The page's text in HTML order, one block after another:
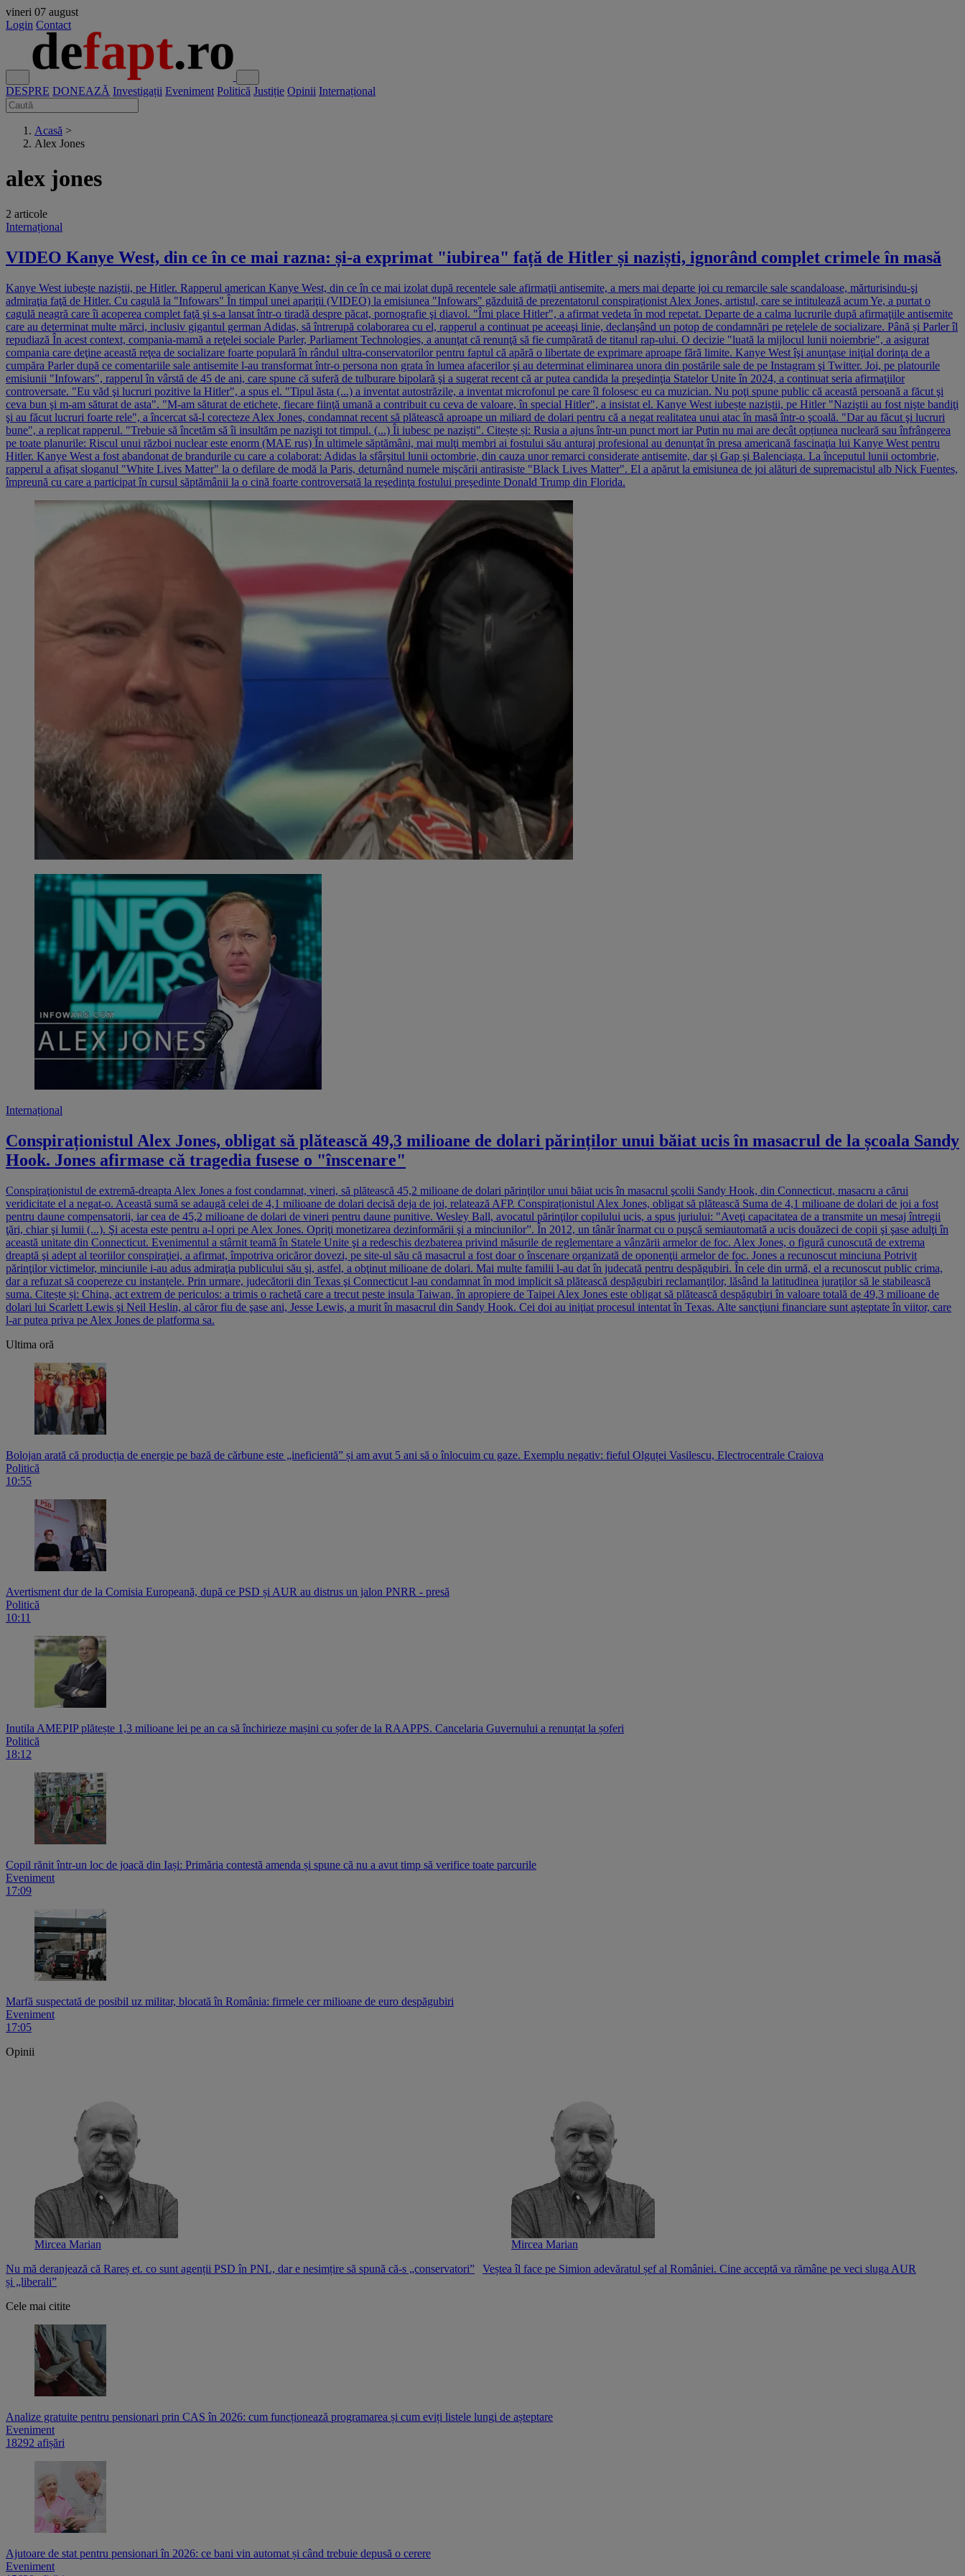
vineri 07 august
Login Contact
DESPRE DONEAZĂ Investigații Eveniment Politică Justiție Opinii Internațional
Acasă >
Alex Jones
alex jones
2 articole
Internațional
VIDEO Kanye West, din ce în ce mai razna: și-a exprimat "iubirea" față de Hitler și naziști, ignorând complet crimele în masă
Kanye West iubește naziștii, pe Hitler. Rapperul american Kanye West, din ce în ce mai izolat după recentele sale afirmaţii antisemite, a mers mai departe joi cu remarcile sale scandaloase, mărturisindu-şi
admiraţia faţă de Hitler. Cu cagulă la "Infowars" În timpul unei apariţii (VIDEO) la emisiunea "Infowars" găzduită de prezentatorul conspiraţionist Alex Jones, artistul, care se intitulează acum Ye, a purtat o
cagulă neagră care îi acoperea complet faţă şi s-a lansat într-o tiradă despre păcat, pornografie şi diavol. "Îmi place Hitler", a afirmat vedeta în mod repetat. Departe de a calma lucrurile după afirmaţiile antisemite
care au determinat multe mărci, inclusiv gigantul german Adidas, să întrerupă colaborarea cu el, rapperul a continuat pe aceeaşi linie, declanşând un potop de condamnări pe reţelele de socializare. Până și Parler îl
repudiază În acest context, compania-mamă a reţelei sociale Parler, Parliament Technologies, a anunţat că renunţă să fie cumpărată de titanul rap-ului. O decizie "luată la mijlocul lunii noiembrie", a asigurat
compania care deţine această reţea de socializare foarte populară în rândul ultra-conservatorilor pentru faptul că apără o libertate de exprimare aproape fără limite. Kanye West îşi anunţase iniţial dorinţa de a
cumpăra Parler după ce comentariile sale antisemite l-au transformat într-o persona non grata în lumea afacerilor şi au determinat eliminarea unora din postările sale de pe Instagram şi Twitter. Joi, pe platourile
emisiunii "Infowars", rapperul în vârstă de 45 de ani, care spune că suferă de tulburare bipolară şi a sugerat recent că ar putea candida la preşedinţia Statelor Unite în 2024, a continuat seria afirmaţiilor
controversate. "Eu văd şi lucruri pozitive la Hitler", a spus el. "Tipul ăsta (...) a inventat autostrăzile, a inventat microfonul pe care îl folosesc eu ca muzician. Nu poţi spune public că această persoană a făcut şi
ceva bun şi m-am săturat de asta". "M-am săturat de etichete, fiecare fiinţă umană a contribuit cu ceva de valoare, în special Hitler", a insistat el. Kanye West iubește naziștii, pe Hitler "Naziştii au fost nişte bandiţi
şi au făcut lucruri foarte rele", a încercat să-l corecteze Alex Jones, condamnat recent să plătească aproape un miliard de dolari pentru că a negat realitatea unui atac în masă într-o şcoală. "Dar au făcut şi lucruri
bune", a replicat rapperul. "Trebuie să încetăm să îi insultăm pe nazişti tot timpul. (...) Îi iubesc pe nazişti". Citește și: Rusia a ajuns într-un punct mort iar Putin nu mai are decât opțiunea nucleară sau înfrângerea
pe toate planurile: Riscul unui război nuclear este enorm (MAE rus) În ultimele săptămâni, mai mulţi membri ai fostului său anturaj profesional au denunţat în presa americană fascinaţia lui Kanye West pentru
Hitler. Kanye West a fost abandonat de brandurile cu care a colaborat: Adidas la sfârşitul lunii octombrie, din cauza unor remarci considerate antisemite, dar şi Gap şi Balenciaga. La începutul lunii octombrie,
rapperul a afişat sloganul "White Lives Matter" la o defilare de modă la Paris, deturnând numele mişcării antirasiste "Black Lives Matter". El a apărut la emisiunea de joi alături de supremacistul alb Nick Fuentes,
împreună cu care a participat în cursul săptămânii la o cină foarte controversată la reşedinţa fostului preşedinte Donald Trump din Florida.
Internațional
Conspiraționistul Alex Jones, obligat să plătească 49,3 milioane de dolari părinților unui băiat ucis în masacrul de la școala Sandy
Hook. Jones afirmase că tragedia fusese o "înscenare"
Conspiraţionistul de extremă-dreapta Alex Jones a fost condamnat, vineri, să plătească 45,2 milioane de dolari părinţilor unui băiat ucis în masacrul şcolii Sandy Hook, din Connecticut, masacru a cărui
veridicitate el a negat-o. Această sumă se adaugă celei de 4,1 milioane de dolari decisă deja de joi, relatează AFP. Conspiraționistul Alex Jones, obligat să plătească Suma de 4,1 milioane de dolari de joi a fost
pentru daune compensatorii, iar cea de 45,2 milioane de dolari de vineri pentru daune punitive. Wesley Ball, avocatul părinţilor copilului ucis, a spus juriului: "Aveţi capacitatea de a transmite un mesaj întregii
ţări, chiar şi lumii (...). Şi acesta este pentru a-l opri pe Alex Jones. Opriţi monetizarea dezinformării şi a minciunilor”. În 2012, un tânăr înarmat cu o puşcă semiautomată a ucis douăzeci de copii şi şase adulţi în
această unitate din Connecticut. Evenimentul a stârnit teamă în Statele Unite şi a redeschis dezbaterea privind măsurile de reglementare a vânzării armelor de foc. Alex Jones, o figură cunoscută de extrema
dreaptă şi adept al teoriilor conspiraţiei, a afirmat, împotriva oricăror dovezi, pe site-ul său că masacrul a fost doar o înscenare organizată de oponenţii armelor de foc. Jones a recunoscut minciuna Potrivit
părinţilor victimelor, minciunile i-au adus admiraţia publicului său şi, astfel, a obţinut milioane de dolari. Mai multe familii l-au dat în judecată pentru despăgubiri. În cele din urmă, el a recunoscut public crima,
dar a refuzat să coopereze cu instanţele. Prin urmare, judecătorii din Texas şi Connecticut l-au condamnat în mod implicit să plătească despăgubiri reclamanţilor, lăsând la latitudinea juraţilor să le stabilească
suma. Citește și: China, act extrem de periculos: a trimis o rachetă care a trecut peste insula Taiwan, în apropiere de Taipei Alex Jones este obligat să plătească despăgubiri în valoare totală de 49,3 milioane de
dolari lui Scarlett Lewis şi Neil Heslin, al căror fiu de şase ani, Jesse Lewis, a murit în masacrul din Sandy Hook. Cei doi au iniţiat procesul intentat în Texas. Alte sancţiuni financiare sunt aşteptate în viitor, care
l-ar putea priva pe Alex Jones de platforma sa.
Ultima oră
Bolojan arată că producția de energie pe bază de cărbune este „ineficientă” și am avut 5 ani să o înlocuim cu gaze. Exemplu negativ: fieful Olguței Vasilescu, Electrocentrale Craiova
Politică
10:55
Avertisment dur de la Comisia Europeană, după ce PSD și AUR au distrus un jalon PNRR - presă
Politică
10:11
Inutila AMEPIP plătește 1,3 milioane lei pe an ca să închirieze mașini cu șofer de la RAAPPS. Cancelaria Guvernului a renunțat la șoferi
Politică
18:12
Copil rănit într-un loc de joacă din Iași: Primăria contestă amenda și spune că nu a avut timp să verifice toate parcurile
Eveniment
17:09
Marfă suspectată de posibil uz militar, blocată în România: firmele cer milioane de euro despăgubiri
Eveniment
17:05
Opinii
Mircea Marian
Nu mă deranjează că Rareș et. co sunt agenții PSD în PNL, dar e nesimțire să spună că-s „conservatori”
și „liberali”
Mircea Marian
Veștea îl face pe Simion adevăratul șef al României. Cine acceptă va rămâne pe veci sluga AUR
Cele mai citite
Analize gratuite pentru pensionari prin CAS în 2026: cum funcționează programarea și cum eviți listele lungi de așteptare
Eveniment
18292 afișări
Ajutoare de stat pentru pensionari în 2026: ce bani vin automat și când trebuie depusă o cerere
Eveniment